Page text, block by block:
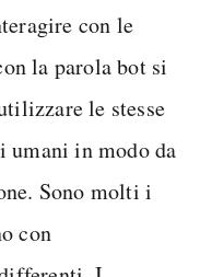
con le
la parola bot si
le stesse
umani in modo da
Sono molti i
con